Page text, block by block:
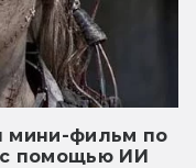
мини-фильм по
с помощью ИИ